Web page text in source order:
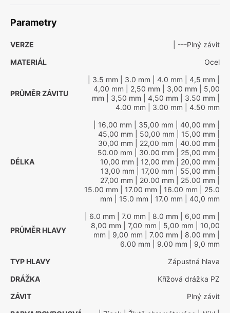
Parametry
VERZE
| ---Plný závit
MATERIÁL
Ocel
PRŮMĚR ZÁVITU
| 3.5 mm | 3.0 mm | 4.0 mm | 4,5 mm
4,00 mm | 2,50 mm | 3,00 mm | 5,00
mm | 3,50 mm | 4,50 mm | 3.50 mm
4.00 mm | 3.00 mm | 4.50 mm
DÉLKA
| 16,00 mm | 35,00 mm | 40,00 mm
45,00 mm | 50,00 mm | 15,00 mm
30,00 mm | 22,00 mm | 40.00 mm
50.00 mm | 30.00 mm | 25,00 mm
10,00 mm | 12,00 mm | 20,00 mm
13,00 mm | 17,00 mm | 55,00 mm
27,00 mm | 20.00 mm | 25.00 mm
15.00 mm | 17.00 mm | 16.00 mm | 25.0
mm | 15.0 mm | 17.0 mm | 40,0 mm
PRŮMĚR HLAVY
| 6.0 mm | 7.0 mm | 8.0 mm | 6,00 mm
8,00 mm | 7,00 mm | 5,00 mm | 10,00
mm | 9,00 mm | 7.00 mm | 8.00 mm
6.00 mm | 9.00 mm | 9,0 mm
TYP HLAVY
Zápustná hlava
DRÁŽKA
Křížová drážka PZ
ZÁVIT
Plný závit